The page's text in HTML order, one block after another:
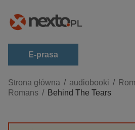
E-prasa
Kategorie
Zobacz wszystkie E-prasa
budownictwo, aranżacja
Strona główna audiobooki
Romans
Behind The Tears